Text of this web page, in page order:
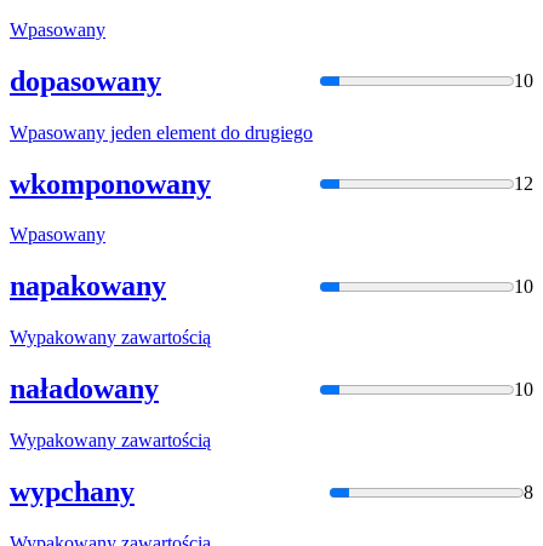
Wpasowany
dopasowany 10
Wpasowany jeden element do drugiego
wkomponowany 12
Wpasowany
napakowany 10
Wypakowany zawartością
naładowany 10
Wypakowany zawartością
wypchany 8